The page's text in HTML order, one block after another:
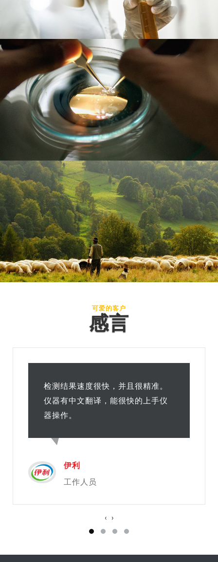
阅读更多
阅读更多
300327
阅读更多
可爱的客户
感言
检测结果速度很快，并且很精准。
仪器有中文翻译，能很快的上手仪
器操作。
伊利
工作人员
‹ ›